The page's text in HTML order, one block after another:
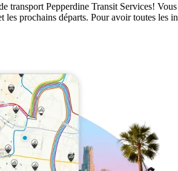
transport Pepperdine Transit Services!
les prochains départs. Pour avoir toutes les